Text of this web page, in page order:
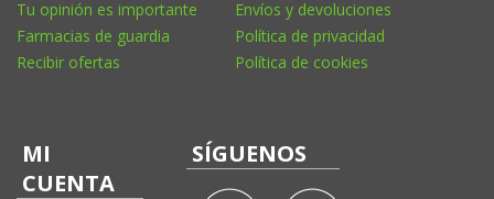
Tu opinión es importante
Farmacias de guardia
Recibir ofertas
Envíos y devoluciones
Política de privacidad
Política de cookies
MI
CUENTA
SÍGUENOS